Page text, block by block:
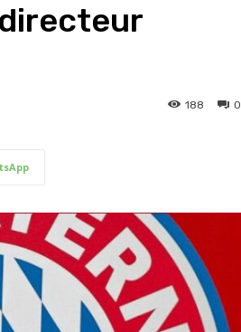
0
188